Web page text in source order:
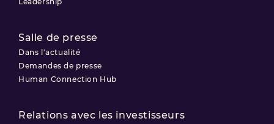
Salle de presse
Dans l'actualité
Demandes de presse
Human Connection Hub
Relations avec les investisseurs